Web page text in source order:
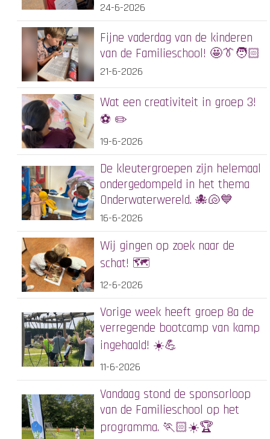
24-6-2026
Fijne vaderdag van de kinderen
van de Familieschool! 🤩👔🧑🏻
21-6-2026
Wat een creativiteit in groep 3!
⚽️ ✏️
19-6-2026
De kleutergroepen zijn helemaal
ondergedompeld in het thema
Onderwaterwereld. 🐙🐚💙
16-6-2026
Wij gingen op zoek naar de
schat! 🗺️
12-6-2026
Vorige week heeft groep 8a de
verregende bootcamp van kamp
ingehaald! ☀️💪
11-6-2026
Vandaag stond de sponsorloop
van de Familieschool op het
programma. 🏃🏻☀️🏆